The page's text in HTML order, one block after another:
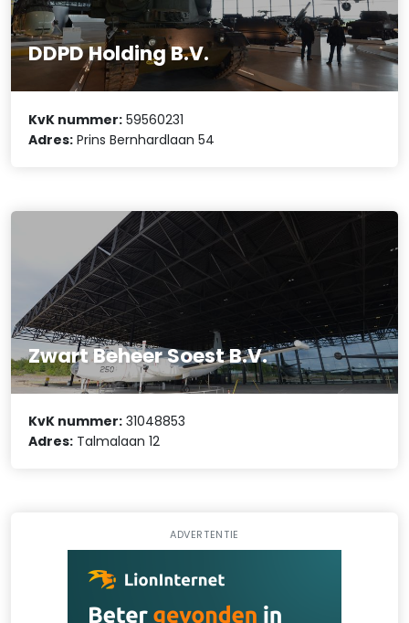
DDPD Holding B.V.
KvK nummer: 59560231
Adres: Prins Bernhardlaan 54
Zwart Beheer Soest B.V.
KvK nummer: 31048853
Adres: Talmalaan 12
ADVERTENTIE